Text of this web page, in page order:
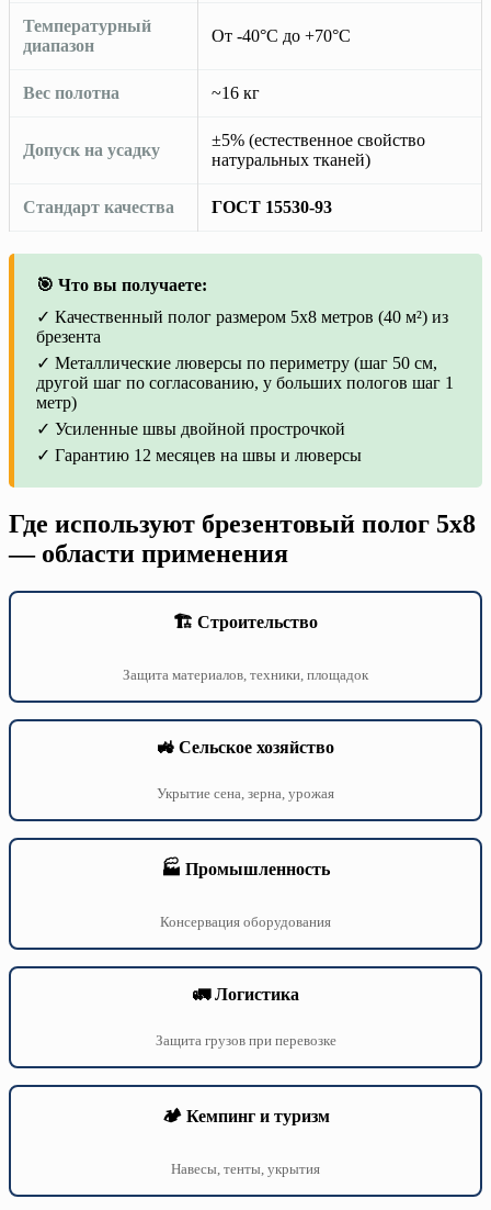
Температурный
диапазон
От -40°C до +70°C
Вес полотна ~16 кг
Допуск на усадку
±5% (естественное свойство
натуральных тканей)
Стандарт качества ГОСТ 15530-93
🎯 Что вы получаете:
✓ Качественный полог размером 5х8 метров (40 м²) из
брезента
✓ Металлические люверсы по периметру (шаг 50 см,
другой шаг по согласованию, у больших пологов шаг 1
метр)
✓ Усиленные швы двойной прострочкой
✓ Гарантию 12 месяцев на швы и люверсы
Где используют брезентовый полог 5х8
— области применения
🏗️ Строительство
Защита материалов, техники, площадок
🚜 Сельское хозяйство
Укрытие сена, зерна, урожая
🏭 Промышленность
Консервация оборудования
🚛 Логистика
Защита грузов при перевозке
🏕️ Кемпинг и туризм
Навесы, тенты, укрытия